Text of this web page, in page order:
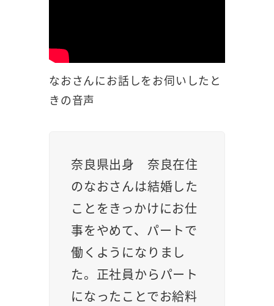
なおさんにお話しをお伺いしたと
きの音声
奈良県出身 奈良在住
のなおさんは結婚した
ことをきっかけにお仕
事をやめて、パートで
働くようになりまし
た。正社員からパート
になったことでお給料